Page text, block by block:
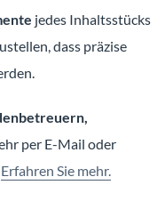
jedes Inhaltsstücks
dass präzise
per E-Mail oder
Erfahren Sie mehr.